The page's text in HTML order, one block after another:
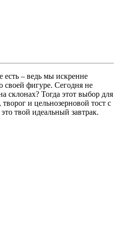
есть – ведь мы искренне
своей фигуре. Сегодня не
склонах? Тогда этот выбор для
и цельнозерновой тост с
твой идеальный завтрак.